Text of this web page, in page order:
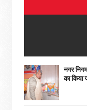
नगर
का किया